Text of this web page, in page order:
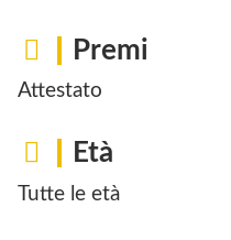
Premi
Attestato
Età
Tutte le età